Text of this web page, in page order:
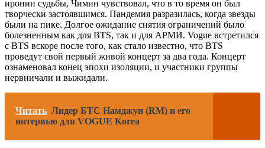
иронии судьбы, Чимин чувствовал, что в то время он был
творчески застоявшимся. Пандемия разразилась, когда звезды
были на пике. Долгое ожидание снятия ограничений было
болезненным как для BTS, так и для АРМИ. Vogue встретился
с BTS вскоре после того, как стало известно, что BTS
проведут свой первый живой концерт за два года. Концерт
ознаменовал конец эпохи изоляции, и участники группы
нервничали и выжидали.
Читать Лидер БТС Намджун (RМ) и его
интервью для VOGUE Korea